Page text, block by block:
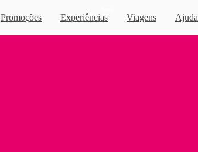
Promoções Experiências Viagens Ajuda